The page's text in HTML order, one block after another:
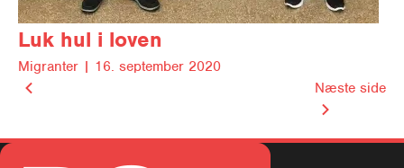
Luk hul i loven
Migranter | 16. september 2020
Næste side